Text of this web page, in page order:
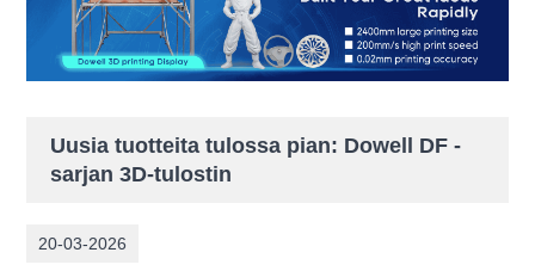
Uusia tuotteita tulossa pian: Dowell DF -
sarjan 3D-tulostin
20-03-2026